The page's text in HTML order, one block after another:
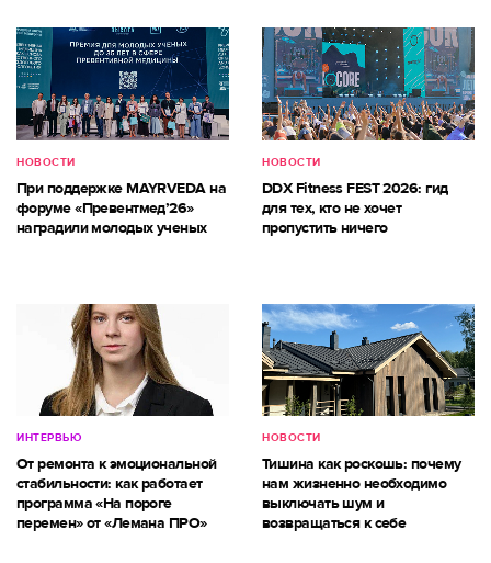
НОВОСТИ
При поддержке MAYRVEDA на
форуме «Превентмед’26»
наградили молодых ученых
НОВОСТИ
DDX Fitness FEST 2026: гид
для тех, кто не хочет
пропустить ничего
ИНТЕРВЬЮ
От ремонта к эмоциональной
стабильности: как работает
программа «На пороге
перемен» от «Лемана ПРО»
НОВОСТИ
Тишина как роскошь: почему
нам жизненно необходимо
выключать шум и
возвращаться к себе